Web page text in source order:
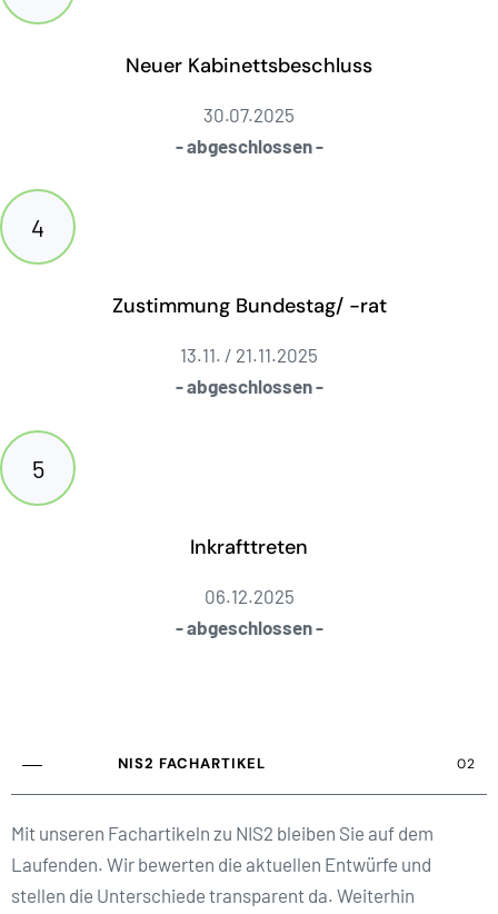
Neuer Kabinettsbeschluss
30.07.2025
- abgeschlossen -
Zustimmung Bundestag/ -rat
13.11. / 21.11.2025
- abgeschlossen -
Inkrafttreten
06.12.2025
- abgeschlossen -
NIS2 FACHARTIKEL 02
Mit unseren Fachartikeln zu NIS2 bleiben Sie auf dem
Laufenden. Wir bewerten die aktuellen Entwürfe und
stellen die Unterschiede transparent da. Weiterhin